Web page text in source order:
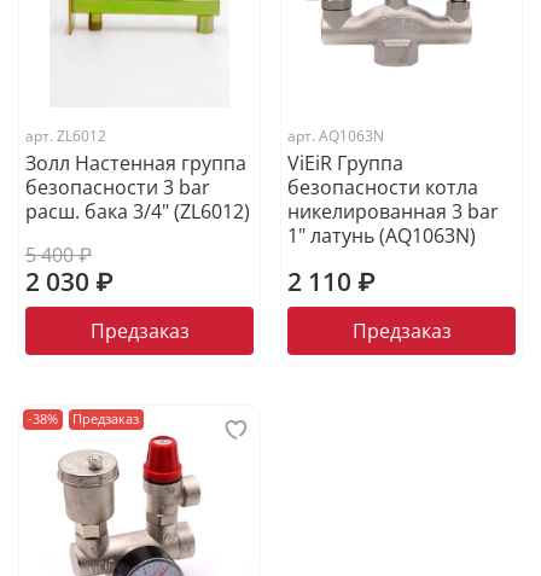
арт. ZL6012
Золл Настенная группа
безопасности 3 bar
расш. бака 3/4" (ZL6012)
5 400 ₽
2 030 ₽
Предзаказ
арт. AQ1063N
ViEiR Группа
безопасности котла
никелированная 3 bar
1" латунь (AQ1063N)
2 110 ₽
Предзаказ
-38% Предзаказ